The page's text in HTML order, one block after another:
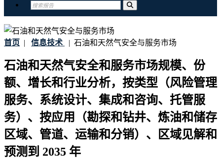
首页 | 信息技术 | 石油和天然气安全与服务市场
石油和天然气安全和服务市场规模、份
额、增长和行业分析，按类型（风险管理
服务、系统设计、集成和咨询、托管服
务）、按应用（勘探和钻井、炼油和储存
区域、管道、运输和分销）、区域见解和
预测到 2035 年